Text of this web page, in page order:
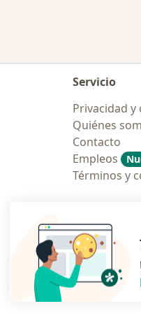
Servicio
Privacidad y
Quiénes
Contacto
Empleos
Términos y